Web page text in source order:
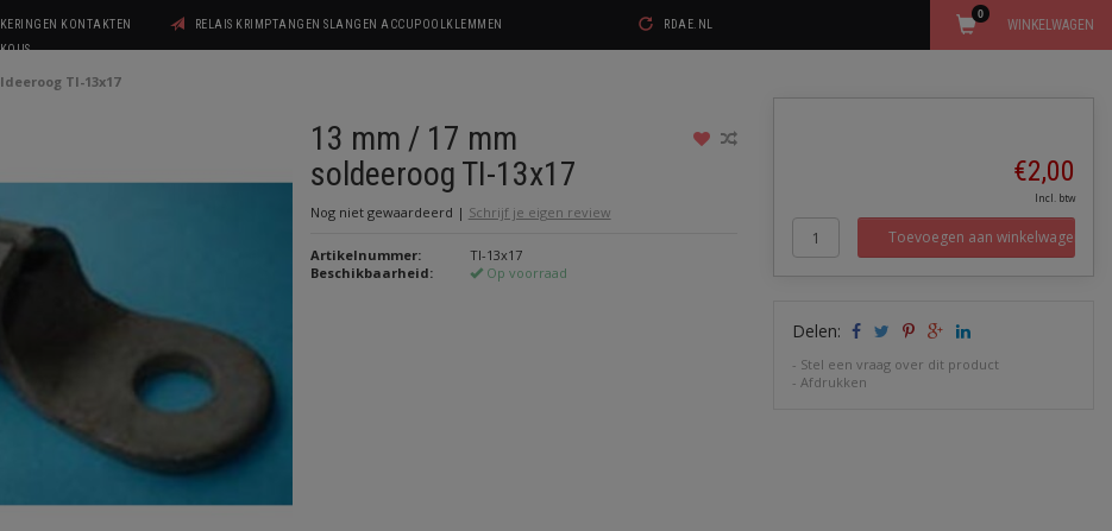
KONTAKTEN
RELAIS KRIMPTANGEN SLANGEN ACCUPOOLKLEMMEN RDAE.NL WINKELWAGEN
0
TI-13x17
13 mm / 17 mm
soldeeroog TI-13x17
Nog niet gewaardeerd | Schrijf je eigen review
Artikelnummer:
TI-13x17
Beschikbaarheid:
Op voorraad
€2,00
Incl. btw
Toevoegen aan winkelwagen
Delen:
- Stel een vraag over dit product
-Afdrukken